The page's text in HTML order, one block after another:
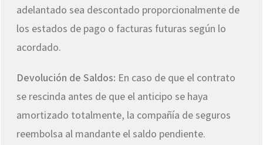
adelantado sea descontado proporcionalmente de
los estados de pago o facturas futuras según lo
acordado.
Devolución de Saldos: En caso de que el contrato
se rescinda antes de que el anticipo se haya
amortizado totalmente, la compañía de seguros
reembolsa al mandante el saldo pendiente.